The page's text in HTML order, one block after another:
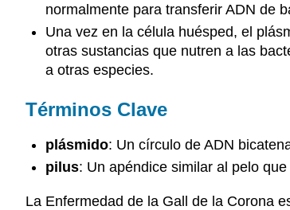
normalmente para transferir ADN de
Una vez en la célula huésped, el
otras sustancias que nutren a las
a otras especies.
Términos Clave
plásmido: Un círculo de ADN
pilus: Un apéndice similar al pelo
La Enfermedad de la Gall de la Corona